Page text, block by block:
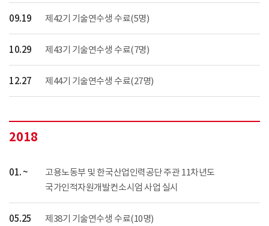
09.19 제42기 기술연수생 수료(5명)
10.29 제43기 기술연수생 수료(7명)
12.27 제44기 기술연수생 수료(27명)
2018
01. ~
고용노동부 및 한국산업인력공단 주관 11차년도
국가인적자원개발컨소시엄 사업 실시
05.25 제38기 기술연수생 수료(10명)